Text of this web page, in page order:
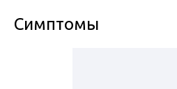
Симптомы